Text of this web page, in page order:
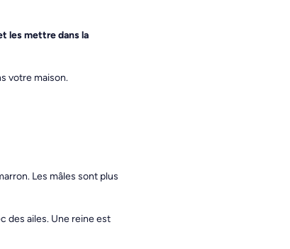
les mettre dans la
votre maison.
Les mâles sont plus
des ailes. Une reine est